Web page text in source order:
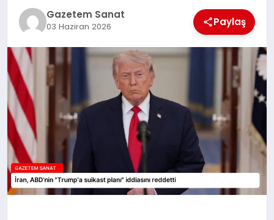
Gazetem Sanat
03 Haziran 2026 Paylaş